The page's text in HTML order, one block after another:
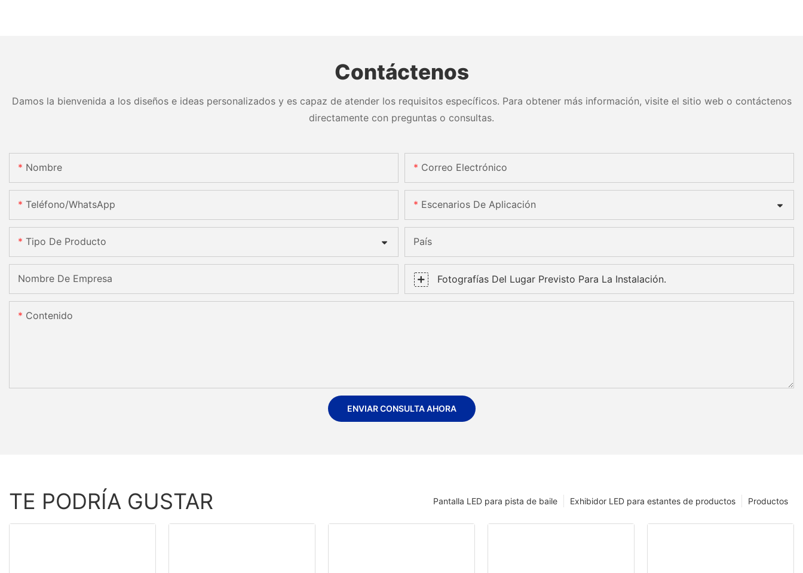
Contáctenos
Damos la bienvenida a los diseños e ideas personalizados y es capaz de atender los requisitos específicos. Para obtener más información, visite el sitio web o contáctenos
directamente con preguntas o consultas.
Nombre Correo Electrónico
Teléfono/WhatsApp Escenarios De Aplicación
Tipo De Producto País
Nombre De Empresa Fotografías Del Lugar Previsto Para La Instalación.
Contenido
ENVIAR CONSULTA AHORA
TE PODRÍA GUSTAR Productos
Exhibidor LED para estantes de productos
Pantalla LED para pista de baile